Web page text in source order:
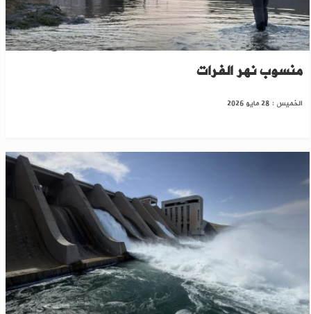
مدير مؤسسة سد الفرات يوضح أسباب ارتفاع
منسوب نهر الفرات
الخميس : 28 مايو 2026